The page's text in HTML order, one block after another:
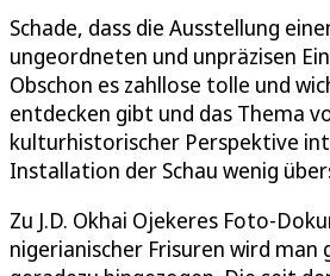
Schade, dass die Ausstellung
ungeordneten und unpräzisen
Obschon es zahllose tolle und
entdecken gibt und das Thema
kulturhistorischer Perspektive
Installation der Schau wenig
Zu J.D. Okhai Ojekeres Foto-
nigerianischer Frisuren wird man